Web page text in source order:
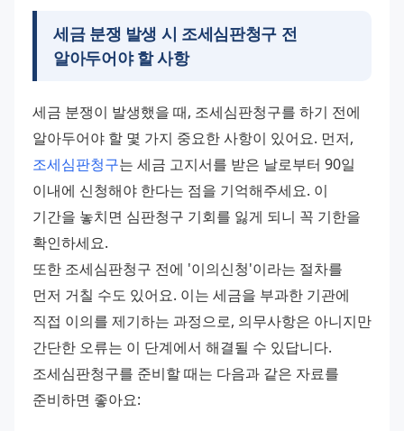
세금 분쟁 발생 시 조세심판청구전
알아두어야 할 사항
세금 분쟁이 발생했을 때, 조세심판청구를 하기 전에
조세심판청구는 세금 고지서를 받은 날로부터 90일
이내에 신청해야 한다는 점을 기억해주세요. 이
기간을 놓치면 심판청구 기회를 잃게 되니 꼭 기한을
확인하세요.
또한 조세심판청구 전에 '이의신청'이라는 절차를
먼저 거칠 수도 있어요. 이는 세금을 부과한 기관에
직접 이의를 제기하는 과정으로, 의무사항은 아니지만
간단한 오류는 이 단계에서 해결될 수 있답니다.
조세심판청구를 준비할 때는 다음과 같은 자료를
준비하면 좋아요: